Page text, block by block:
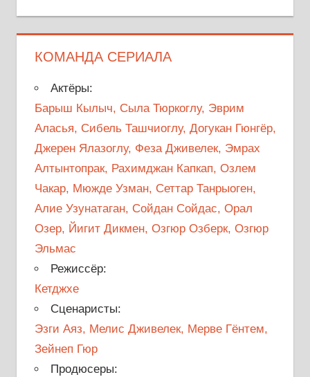
КОМАНДА СЕРИАЛА
Актёры:
Барыш Кылыч, Сыла Тюркоглу, Эврим
Аласья, Сибель Ташчиоглу, Догукан Гюнгёр,
Джерен Ялазоглу, Феза Дживелек, Эмрах
Алтынтопрак, Рахимджан Капкап, Озлем
Чакар, Мюжде Узман, Сеттар Танрыоген,
Алие Узунатаган, Сойдан Сойдас, Орал
Озер, Йигит Дикмен, Озгюр Озберк, Озгюр
Эльмас
Режиссёр:
Кетджхе
Сценаристы:
Эзги Аяз, Мелис Дживелек, Мерве Гёнтем,
Зейнеп Гюр
Продюсеры: